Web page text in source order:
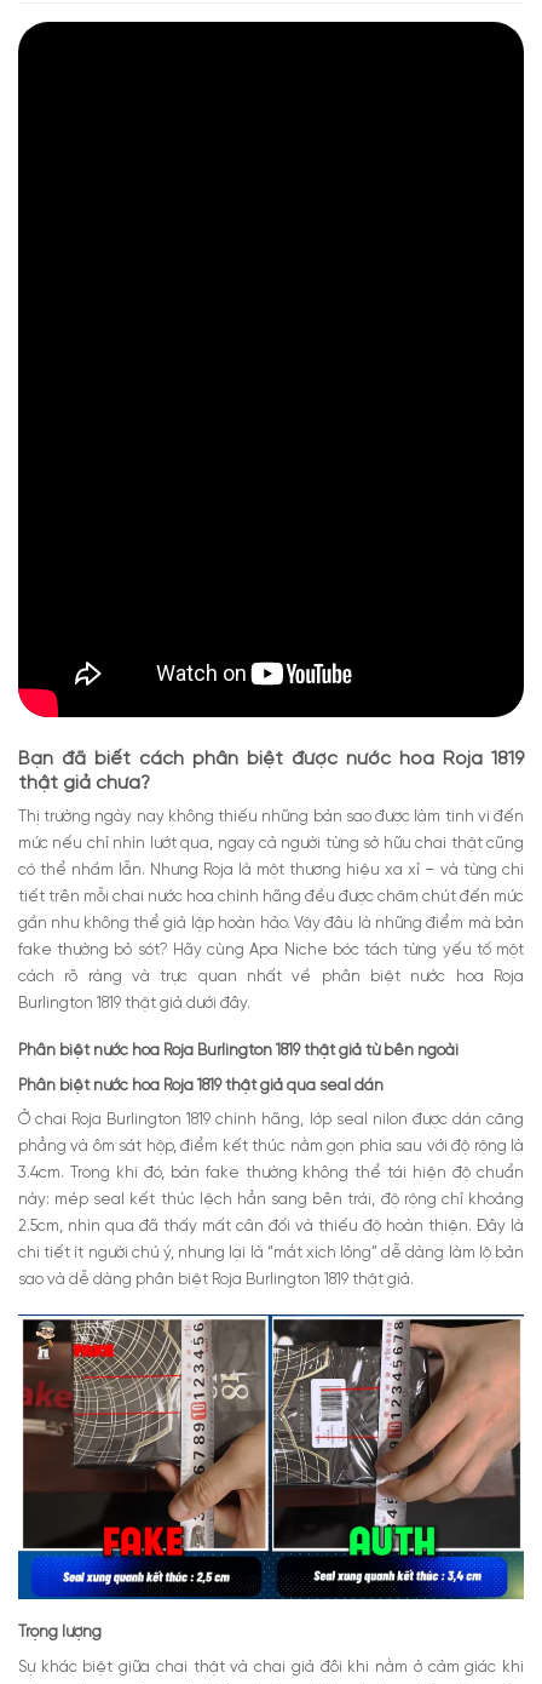
Bạn đã biết cách phân biệt được nước hoa Roja 1819
thật giả chưa?
Thị trường ngày nay không thiếu những bản sao được làm tinh vi đến
mức nếu chỉ nhìn lướt qua, ngay cả người từng sở hữu chai thật cũng
có thể nhầm lẫn. Nhưng Roja là một thương hiệu xa xỉ – và từng chi
tiết trên mỗi chai nước hoa chính hãng đều được chăm chút đến mức
gần như không thể giả lập hoàn hảo. Vậy đâu là những điểm mà bản
fake thường bỏ sót? Hãy cùng Apa Niche bóc tách từng yếu tố một
cách rõ ràng và trực quan nhất về phân biệt nước hoa Roja
Burlington 1819 thật giả dưới đây.
Phân biệt nước hoa Roja Burlington 1819 thật giả từ bên ngoài
Phân biệt nước hoa Roja 1819 thật giả qua seal dán
Ở chai Roja Burlington 1819 chính hãng, lớp seal nilon được dán căng
phẳng và ôm sát hộp, điểm kết thúc nằm gọn phía sau với độ rộng là
3.4cm. Trong khi đó, bản fake thường không thể tái hiện độ chuẩn
này: mép seal kết thúc lệch hẳn sang bên trái, độ rộng chỉ khoảng
2.5cm, nhìn qua đã thấy mất cân đối và thiếu độ hoàn thiện. Đây là
chi tiết ít người chú ý, nhưng lại là “mắt xích lỏng” dễ dàng làm lộ bản
sao và dễ dàng phân biệt Roja Burlington 1819 thật giả.
Trọng lượng
Sự khác biệt giữa chai thật và chai giả đôi khi nằm ở cảm giác khi